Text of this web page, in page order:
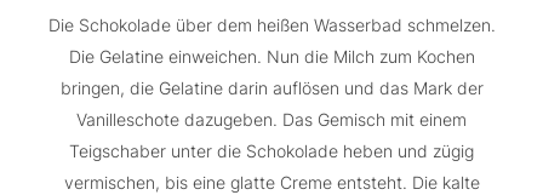
Die Schokolade über dem heißen Wasserbad schmelzen.
Die Gelatine einweichen. Nun die Milch zum Kochen
bringen, die Gelatine darin auflösen und das Mark der
Vanilleschote dazugeben. Das Gemisch mit einem
Teigschaber unter die Schokolade heben und zügig
vermischen, bis eine glatte Creme entsteht. Die kalte